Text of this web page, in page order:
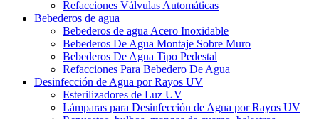
Refacciones Válvulas Automáticas
Bebederos de agua
Bebederos de agua Acero Inoxidable
Bebederos De Agua Montaje Sobre Muro
Bebederos De Agua Tipo Pedestal
Refacciones Para Bebedero De Agua
Desinfección de Agua por Rayos UV
Esterilizadores de Luz UV
Lámparas para Desinfección de Agua por Rayos UV